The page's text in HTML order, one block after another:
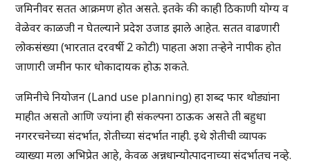
जमिनीवर सतत आक्रमण होत असते. इतके की काही ठिकाणी योग्य व
वेळेवर काळजी न घेतल्याने प्रदेश उजाड झाले आहेत. सतत वाढणारी
लोकसंख्या (भारतात दरवर्षी 2 कोटी) पाहता अशा तऱ्हेने नापीक होत
जाणारी जमीन फार धोकादायक होऊ शकते.
जमिनीचे नियोजन (Land use planning) हा शब्द फार थोड्यांना
माहीत असतो आणि ज्यांना ही संकल्पना ठाऊक असते ती बहुधा
नगररचनेच्या संदर्भात, शेतीच्या संदर्भात नाही. इथे शेतीची व्यापक
व्याख्या मला अभिप्रेत आहे, केवळ अन्नधान्योत्पादनाच्या संदर्भातच नव्हे.